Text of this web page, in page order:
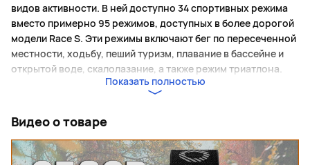
видов активности. В ней доступно 34 спортивных режима
вместо примерно 95 режимов, доступных в более дорогой
модели Race S. Эти режимы включают бег по пересеченной
местности, ходьбу, пеший туризм, плавание в бассейне и
открытой воде, скалолазание, а также режим триатлона.
Устройство имеет класс водонепроницаемости 5 АТМ, что
позволяет погружать его в воду на глубину до 50 метров.
Что касается дисплея, то он такой же, как в модели Race S.
Это 1.32-дюймовый AMOLED-экран с разрешением 466 x
466, который можно постоянно держать включенным и
Показать полностью
Видео о товаре